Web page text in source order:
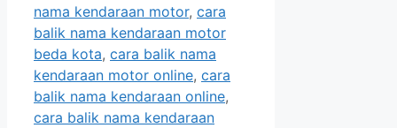
nama kendaraan motor, cara
balik nama kendaraan motor
beda kota, cara balik nama
kendaraan motor online, cara
balik nama kendaraan online,
cara balik nama kendaraan